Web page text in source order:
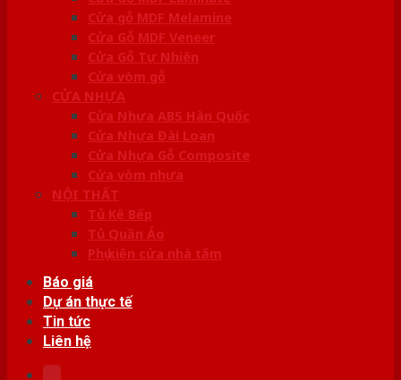
Cửa gỗ MDF Melamine
Cửa Gỗ MDF Veneer
Cửa Gỗ Tự Nhiên
Cửa vòm gỗ
CỬA NHỰA
Cửa Nhựa ABS Hàn Quốc
Cửa Nhựa Đài Loan
Cửa Nhựa Gỗ Composite
Cửa vòm nhựa
NỘI THẤT
Tủ Kệ Bếp
Tủ Quần Áo
Phụ kiện cửa nhà tắm
Báo giá
Dự án thực tế
Tin tức
Liên hệ